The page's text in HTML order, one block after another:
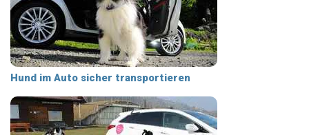
Hund im Auto sicher transportieren